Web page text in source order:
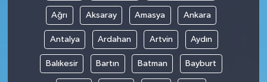
Ağrı Aksaray Amasya Ankara
Antalya Ardahan Artvin Aydın
Balıkesir Bartın Batman Bayburt